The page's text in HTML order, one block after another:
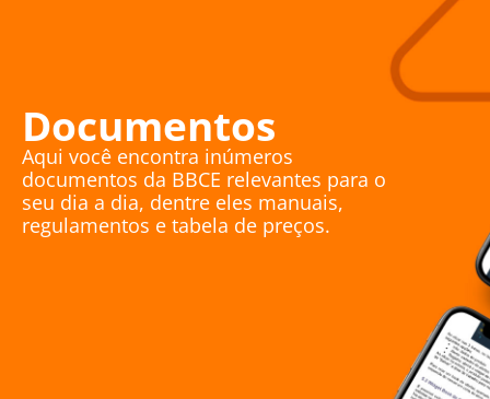
Documentos
Aqui você encontra inúmeros
documentos da BBCE relevantes para o
seu dia a dia, dentre eles manuais,
regulamentos e tabela de preços.